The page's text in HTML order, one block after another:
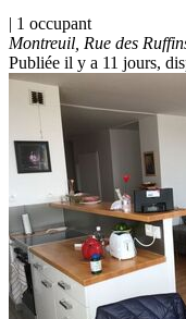
| 1 occupant
Montreuil, Rue des
Publiée il y a 11 jours,